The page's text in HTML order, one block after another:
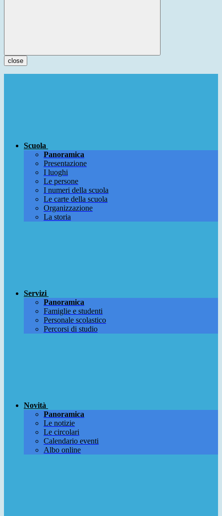
close
Scuola
Panoramica
Presentazione
I luoghi
Le persone
I numeri della scuola
Le carte della scuola
Organizzazione
La storia
Servizi
Panoramica
Famiglie e studenti
Personale scolastico
Percorsi di studio
Novità
Panoramica
Le notizie
Le circolari
Calendario eventi
Albo online